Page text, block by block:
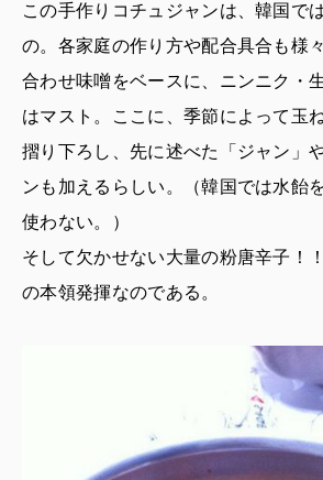
この手作りコチュジャンは、韓国で
の。各家庭の作り方や配合具合も様
合わせ味噌をベースに、ニンニク・
はマスト。ここに、季節によって玉
摺り下ろし、先に述べた「ジャン」
ンも加えるらしい。（韓国では水飴
使わない。）
そして欠かせない大量の粉唐辛子！
の本領発揮なのである。